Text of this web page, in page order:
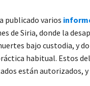
publicado varios
de Siria, donde la
bajo custodia, y
habitual. Estos
están autorizados,